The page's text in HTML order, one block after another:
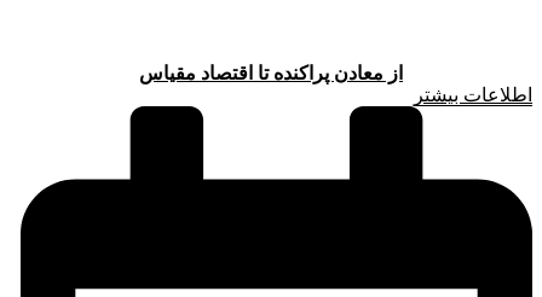
از معادن پراکنده تا اقتصاد مقیاس
اطلاعات بیشتر